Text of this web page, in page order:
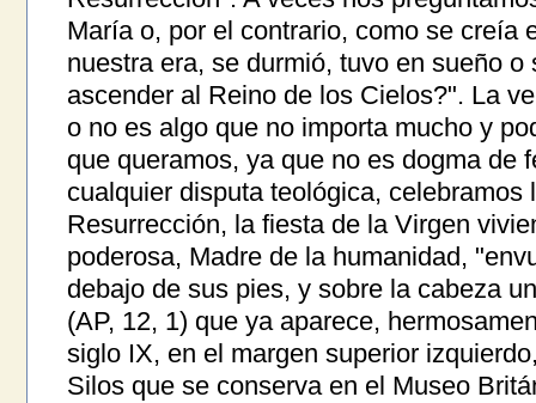
María o, por el contrario, como se creía
nuestra era, se durmió, tuvo en sueño
ascender al Reino de los Cielos?". La
o no es algo que no importa mucho y
que queramos, ya que no es dogma de
cualquier disputa teológica, celebramos
Resurrección, la fiesta de la Virgen
poderosa, Madre de la humanidad,
debajo de sus pies, y sobre la cabeza
(AP, 12, 1) que ya aparece,
siglo IX, en el margen superior
Silos que se conserva en el Museo